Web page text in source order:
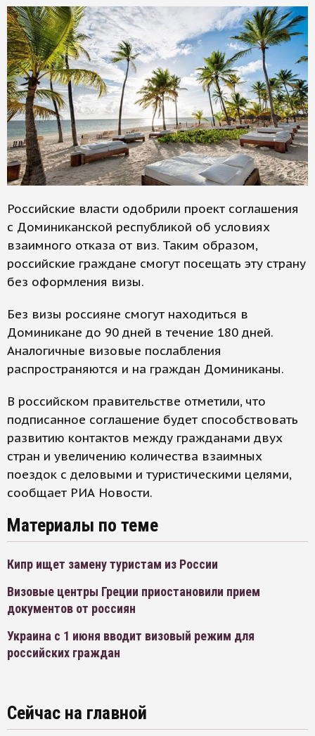
Российские власти одобрили проект соглашения
с Доминиканской республикой об условиях
взаимного отказа от виз. Таким образом,
российские граждане смогут посещать эту страну
без оформления визы.
Без визы россияне смогут находиться в
Доминикане до 90 дней в течение 180 дней.
Аналогичные визовые послабления
распространяются и на граждан Доминиканы.
В российском правительстве отметили, что
подписанное соглашение будет способствовать
развитию контактов между гражданами двух
стран и увеличению количества взаимных
поездок с деловыми и туристическими целями,
сообщает РИА Новости.
Материалы по теме
Кипр ищет замену туристам из России
Визовые центры Греции приостановили прием
документов от россиян
Украина с 1 июня вводит визовый режим для
российских граждан
Сейчас на главной